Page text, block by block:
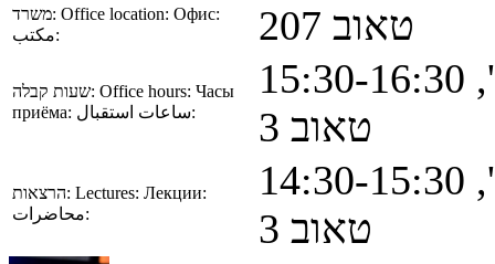
משרד: Office location: Офис:
مكتب:
טאוב 207
שעות קבלה: Office hours: Часы
приёма:
ساعات استقبال:
טאוב 3
הרצאות: Lectures: Лекции:
محاضرات:
טאוב 3